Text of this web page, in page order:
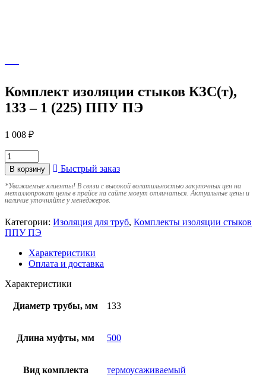
Комплект изоляции стыков КЗС(т),
133 – 1 (225) ППУ ПЭ
1 008 ₽
В корзину Быстрый заказ
*Уважаемые клиенты! В связи с высокой волатильностью закупочных цен на
металлопрокат цены в прайсе на сайте могут отличаться. Актуальные цены и
наличие уточняйте у менеджеров.
Категории: Изоляция для труб, Комплекты изоляции стыков
ППУ ПЭ
Характеристики
Оплата и доставка
Характеристики
Диаметр трубы, мм 133
Длина муфты, мм 500
Вид комплекта термоусаживаемый